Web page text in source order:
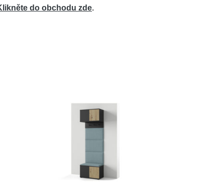
do obchodu zde.